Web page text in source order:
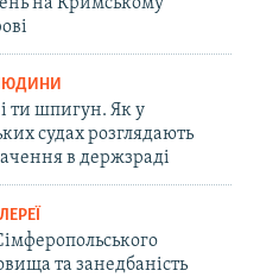
ти шпигун. Як у
судах розглядають
в держзраді
та занедбаність